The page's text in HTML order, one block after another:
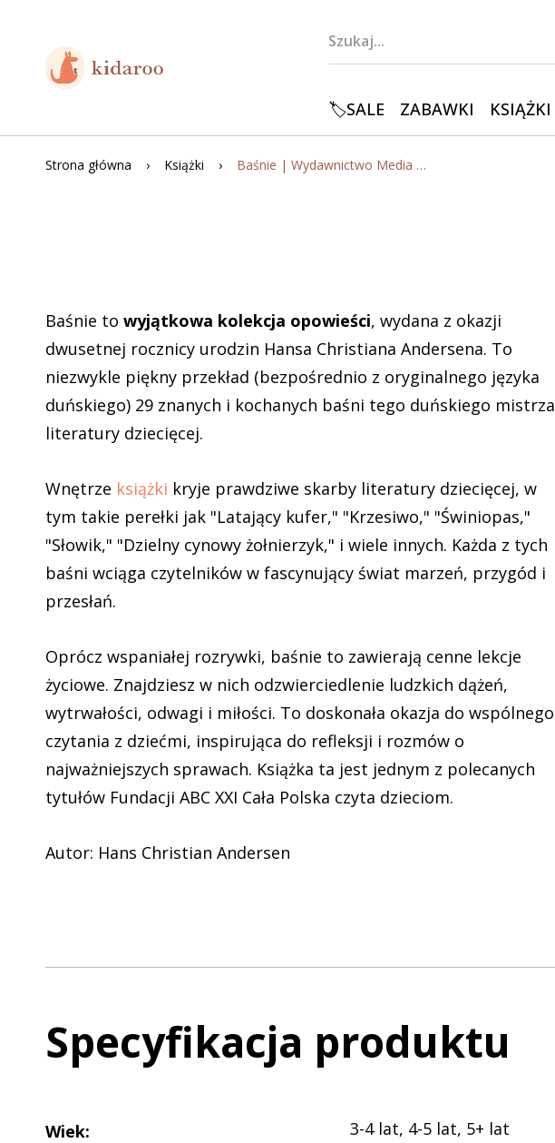
🏷️SALE ZABAWKI KSIĄŻKI
Strona główna Książki Baśnie | Wydawnictwo Media Rodzina
Baśnie to wyjątkowa kolekcja opowieści, wydana z okazji
dwusetnej rocznicy urodzin Hansa Christiana Andersena. To
niezwykle piękny przekład (bezpośrednio z oryginalnego języka
duńskiego) 29 znanych i kochanych baśni tego duńskiego mistrza
literatury dziecięcej.
Wnętrze książki kryje prawdziwe skarby literatury dziecięcej, w
tym takie perełki jak "Latający kufer," "Krzesiwo," "Świniopas,"
"Słowik," "Dzielny cynowy żołnierzyk," i wiele innych. Każda z tych
baśni wciąga czytelników w fascynujący świat marzeń, przygód i
przesłań.
Oprócz wspaniałej rozrywki, baśnie to zawierają cenne lekcje
życiowe. Znajdziesz w nich odzwierciedlenie ludzkich dążeń,
wytrwałości, odwagi i miłości. To doskonała okazja do wspólnego
czytania z dziećmi, inspirująca do refleksji i rozmów o
najważniejszych sprawach. Książka ta jest jednym z polecanych
tytułów Fundacji ABC XXI Cała Polska czyta dzieciom.
Autor: Hans Christian Andersen
Specyfikacja produktu
Wiek:
3-4 lat, 4-5 lat, 5+ lat